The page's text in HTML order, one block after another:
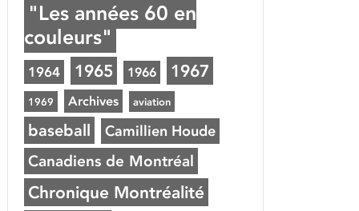
"Les années 60 en
couleurs"
1964 1965 1966 1967
1969 Archives aviation
baseball Camillien Houde
Canadiens de Montréal
Chronique Montréalité